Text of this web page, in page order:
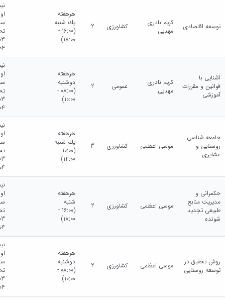
توسعه اقتصادی
کریم نادری
مهدیی
کشاورزی 2
هرهفته
يك شنبه
(16:00 -
18:00)
آشنایی با
قوانین و مقررات
آموزشی
کریم نادری
مهدیی
عمومی 2
هرهفته
دوشنبه
(08:00 -
10:00)
جامعه شناسی
روستایی و
عشایری
موسی اعظمی کشاورزی 3
هرهفته
يك شنبه
(10:00 -
12:00)
حکمرانی و
مدیریت منابع
طبیعی تجدید
شونده
موسی اعظمی کشاورزی 2
هرهفته
شنبه
(16:00 -
18:00)
روش تحقیق در
توسعه روستایی
موسی اعظمی کشاورزی 2
هرهفته
دوشنبه
(08:00 -
10:00)